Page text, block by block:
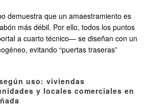
demuestra que un amaestramiento es
más débil. Por ello, todos los puntos
a cuarto técnico— se diseñan con un
evitando “puertas traseras”
uso: viviendas
y locales comerciales en